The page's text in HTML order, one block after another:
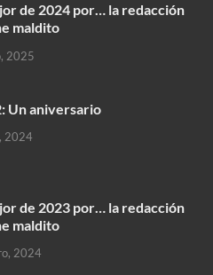
de 2024 por… la redacción
maldito
2025
Un aniversario
2024
de 2023 por… la redacción
maldito
2024